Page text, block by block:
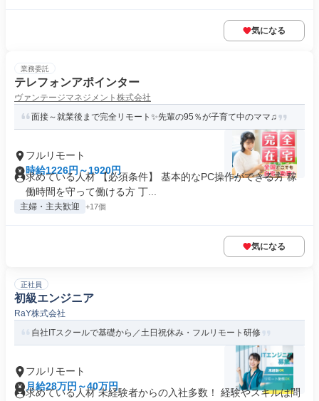
気になる
業務委託
テレフォンアポインター
ヴァンテージマネジメント株式会社
面接～就業後まで完全リモート✨先輩の95％が子育て中のママ♫
フルリモート
時給1226円～1920円
求めている人材 【必須条件】 基本的なPC操作ができる方 稼
働時間を守って働ける方 丁...
主婦・主夫歓迎 +17個
気になる
正社員
初級エンジニア
RaY株式会社
自社ITスクールで基礎から／土日祝休み・フルリモート研修
フルリモート
月給28万円～40万円
求めている人材 未経験者からの入社多数！ 経験やスキルは問